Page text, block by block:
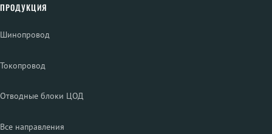
ПРОДУКЦИЯ
Шинопровод
Токопровод
Отводные блоки ЦОД
Все направления